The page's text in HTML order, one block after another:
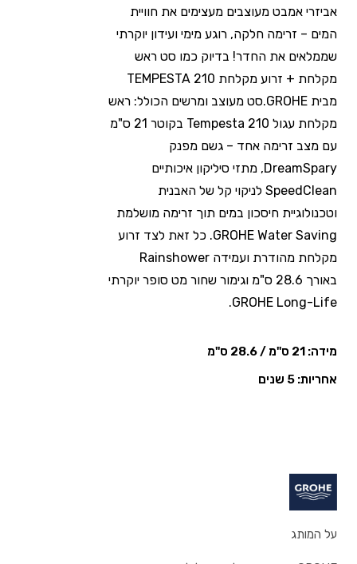
אביזרי אמבט מעוצבים מעצימים את חוויית
המים – זרימה חלקה, רוגע מימי ועידון יוקרתי
שממלאים את החדר! בדיוק כמו סט ראש
מקלחת + זרוע מקלחת TEMPESTA 210
מבית GROHE.סט מעוצב ומרשים הכולל: ראש
מקלחת עגול Tempesta 210 בקוטר 21 ס"מ
עם מצב זרימה אחד – גשם מפנק
DreamSpary, מתזי סיליקון איכותיים
SpeedClean לניקוי קל של האבנית
וטכנולוגיית חיסכון במים תוך זרימה מושלמת
GROHE Water Saving. כל זאת לצד זרוע
באורך 28.6 ס"מ וגימור שחור מט סופר יוקרתי
GROHE Long-Life.
מידה: 21 ס"מ / 28.6 ס"מ
אחריות: 5 שנים
על המותג